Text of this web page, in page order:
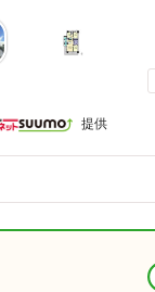
提供